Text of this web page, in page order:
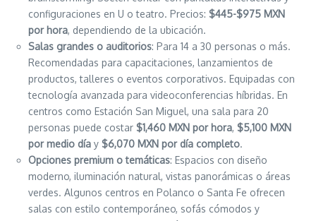
configuraciones en U o teatro. Precios: $445-$975 MXN
por hora, dependiendo de la ubicación.
Salas grandes o auditorios: Para 14 a 30 personas o más.
Recomendadas para capacitaciones, lanzamientos de
productos, talleres o eventos corporativos. Equipadas con
tecnología avanzada para videoconferencias híbridas. En
centros como Estación San Miguel, una sala para 20
personas puede costar $1,460 MXN por hora, $5,100 MXN
por medio día y $6,070 MXN por día completo.
Opciones premium o temáticas: Espacios con diseño
moderno, iluminación natural, vistas panorámicas o áreas
verdes. Algunos centros en Polanco o Santa Fe ofrecen
salas con estilo contemporáneo, sofás cómodos y